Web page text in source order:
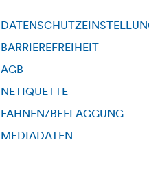
BARRIEREFREIHEIT
AGB
NETIQUETTE
FAHNEN/BEFLAGGUNG
MEDIADATEN